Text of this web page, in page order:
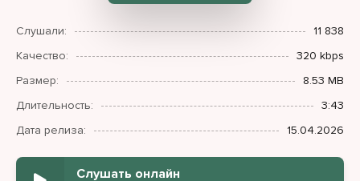
Слушали:
11 838
Качество:
320 kbps
Размер:
8.53 MB
Длительность:
3:43
Дата релиза:
15.04.2026
Слушать онлайн